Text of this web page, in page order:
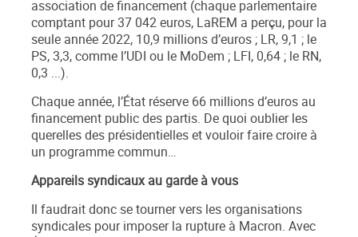
association de financement (chaque parlementaire
comptant pour 37 042 euros, LaREM a perçu, pour la
seule année 2022, 10,9 millions d’euros ; LR, 9,1 ; le
PS, 3,3, comme l’UDI ou le MoDem ; LFI, 0,64 ; le RN,
0,3 ...).
Chaque année, l’État réserve 66 millions d’euros au
financement public des partis. De quoi oublier les
querelles des présidentielles et vouloir faire croire à
un programme commun…
Appareils syndicaux au garde à vous
Il faudrait donc se tourner vers les organisations
syndicales pour imposer la rupture à Macron. Avec